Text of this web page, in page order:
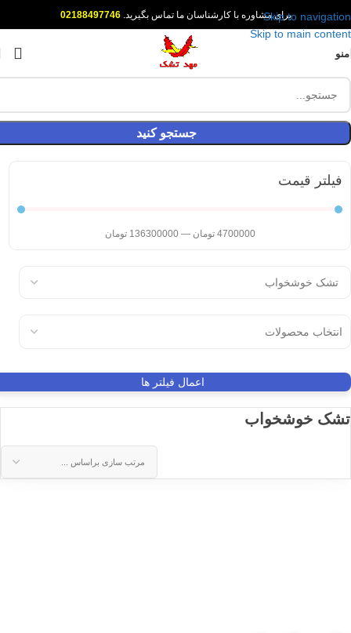
Skip to navigation
Skip to main content
برای مشاوره با کارشناسان ما تماس بگیرید.02188497746
منو
جستجو کنید
فیلتر قیمت
4700000 تومان —
136300000 تومان
اعمال فیلتر ها
تشک خوشخواب